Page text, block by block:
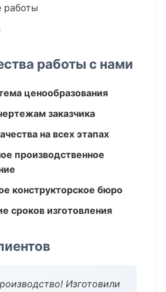
работы
работы с нами
ценообразования
заказчика
на всех этапах
производственное
конструкторское бюро
сроков изготовления
Изготовили